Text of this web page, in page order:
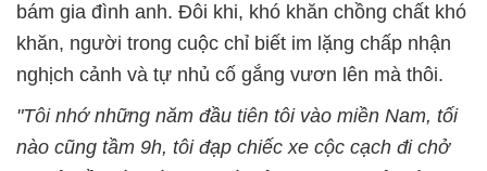
bám gia đình anh. Đôi khi, khó khăn chồng chất khó
khăn, người trong cuộc chỉ biết im lặng chấp nhận
nghịch cảnh và tự nhủ cố gắng vươn lên mà thôi.
"Tôi nhớ những năm đầu tiên tôi vào miền Nam, tối
nào cũng tầm 9h, tôi đạp chiếc xe cộc cạch đi chở